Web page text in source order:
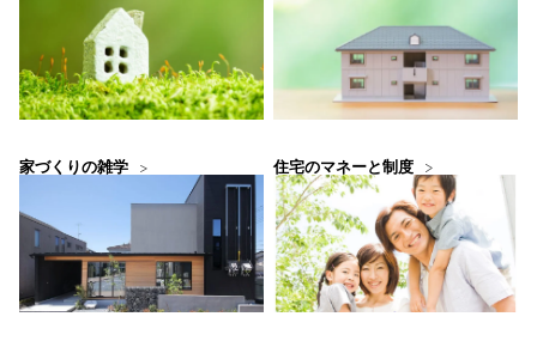
家づくりの雑学 住宅のマネーと制度